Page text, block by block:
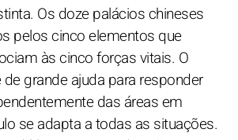
Os doze palácios chineses
pelos cinco elementos que
às cinco forças vitais. O
grande ajuda para responder
das áreas em
se adapta a todas as situações.